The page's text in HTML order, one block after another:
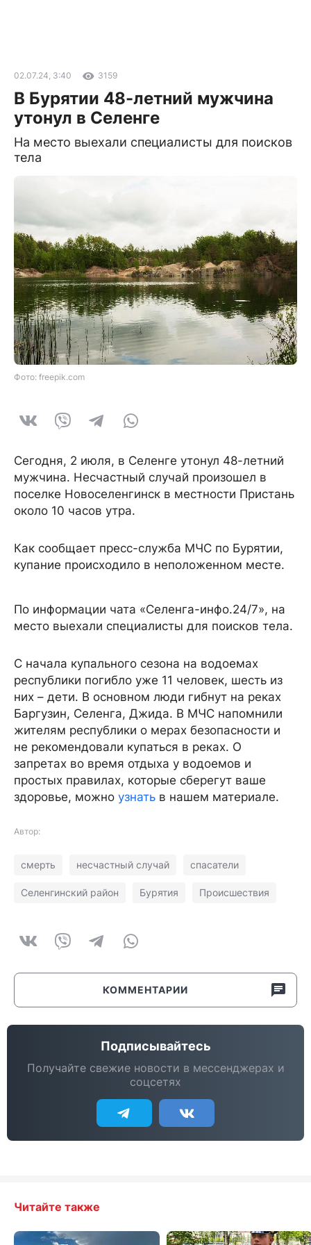
02.07.24, 3:40 3159
В Бурятии 48-летний мужчина
утонул в Селенге
На место выехали специалисты для поисков
тела
Фото: freepik.com
Сегодня, 2 июля, в Селенге утонул 48-летний
мужчина. Несчастный случай произошел в
поселке Новоселенгинск в местности Пристань
около 10 часов утра.
Как сообщает пресс-служба МЧС по Бурятии,
купание происходило в неположенном месте.
По информации чата «Селенга-инфо.24/7», на
место выехали специалисты для поисков тела.
С начала купального сезона на водоемах
республики погибло уже 11 человек, шесть из
них – дети. В основном люди гибнут на реках
Баргузин, Селенга, Джида. В МЧС напомнили
жителям республики о мерах безопасности и
не рекомендовали купаться в реках. О
запретах во время отдыха у водоемов и
простых правилах, которые сберегут ваше
здоровье, можно узнать в нашем материале.
Автор:
смерть несчастный случай спасатели
Селенгинский район Бурятия Происшествия
КОММЕНТАРИИ
Подписывайтесь
Получайте свежие новости в мессенджерах и
соцсетях
Читайте также